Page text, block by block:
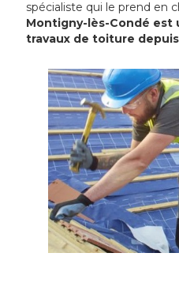
spécialiste qui le prend en
Montigny-lès-Condé est
travaux de toiture